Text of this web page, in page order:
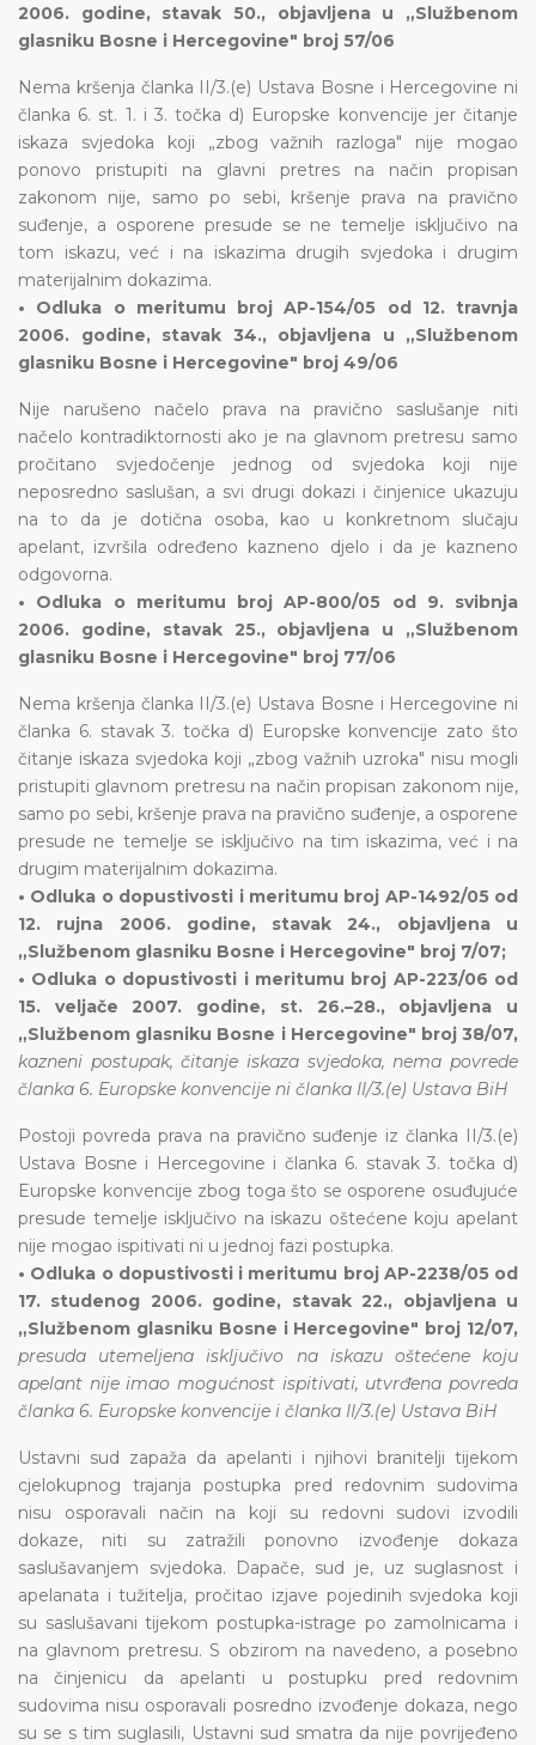
2006. godine, stavak 50., objavljena u „Službenom
glasniku Bosne i Hercegovine" broj 57/06
Nema kršenja članka II/3.(e) Ustava Bosne i Hercegovine ni
članka 6. st. 1. i 3. točka d) Europske konvencije jer čitanje
iskaza svjedoka koji „zbog važnih razloga" nije mogao
ponovo pristupiti na glavni pretres na način propisan
zakonom nije, samo po sebi, kršenje prava na pravično
suđenje, a osporene presude se ne temelje isključivo na
tom iskazu, već i na iskazima drugih svjedoka i drugim
materijalnim dokazima.
• Odluka o meritumu broj AP-154/05 od 12. travnja
2006. godine, stavak 34., objavljena u „Službenom
glasniku Bosne i Hercegovine" broj 49/06
Nije narušeno načelo prava na pravično saslušanje niti
načelo kontradiktornosti ako je na glavnom pretresu samo
pročitano svjedočenje jednog od svjedoka koji nije
neposredno saslušan, a svi drugi dokazi i činjenice ukazuju
na to da je dotična osoba, kao u konkretnom slučaju
apelant, izvršila određeno kazneno djelo i da je kazneno
odgovorna.
• Odluka o meritumu broj AP-800/05 od 9. svibnja
2006. godine, stavak 25., objavljena u „Službenom
glasniku Bosne i Hercegovine" broj 77/06
Nema kršenja članka II/3.(e) Ustava Bosne i Hercegovine ni
članka 6. stavak 3. točka d) Europske konvencije zato što
čitanje iskaza svjedoka koji „zbog važnih uzroka" nisu mogli
pristupiti glavnom pretresu na način propisan zakonom nije,
samo po sebi, kršenje prava na pravično suđenje, a osporene
presude ne temelje se isključivo na tim iskazima, već i na
drugim materijalnim dokazima.
• Odluka o dopustivosti i meritumu broj AP-1492/05 od
12. rujna 2006. godine, stavak 24., objavljena u
„Službenom glasniku Bosne i Hercegovine" broj 7/07;
• Odluka o dopustivosti i meritumu broj AP-223/06 od
15. veljače 2007. godine, st. 26.–28., objavljena u
„Službenom glasniku Bosne i Hercegovine" broj 38/07,
kazneni postupak, čitanje iskaza svjedoka, nema povrede
članka 6. Europske konvencije ni članka II/3.(e) Ustava BiH
Postoji povreda prava na pravično suđenje iz članka II/3.(e)
Ustava Bosne i Hercegovine i članka 6. stavak 3. točka d)
Europske konvencije zbog toga što se osporene osuđujuće
presude temelje isključivo na iskazu oštećene koju apelant
nije mogao ispitivati ni u jednoj fazi postupka.
• Odluka o dopustivosti i meritumu broj AP-2238/05 od
17. studenog 2006. godine, stavak 22., objavljena u
„Službenom glasniku Bosne i Hercegovine" broj 12/07,
presuda utemeljena isključivo na iskazu oštećene koju
apelant nije imao mogućnost ispitivati, utvrđena povreda
članka 6. Europske konvencije i članka II/3.(e) Ustava BiH
Ustavni sud zapaža da apelanti i njihovi branitelji tijekom
cjelokupnog trajanja postupka pred redovnim sudovima
nisu osporavali način na koji su redovni sudovi izvodili
dokaze, niti su zatražili ponovno izvođenje dokaza
saslušavanjem svjedoka. Dapače, sud je, uz suglasnost i
apelanata i tužitelja, pročitao izjave pojedinih svjedoka koji
su saslušavani tijekom postupka-istrage po zamolnicama i
na glavnom pretresu. S obzirom na navedeno, a posebno
na činjenicu da apelanti u postupku pred redovnim
sudovima nisu osporavali posredno izvođenje dokaza, nego
su se s tim suglasili, Ustavni sud smatra da nije povrijeđeno